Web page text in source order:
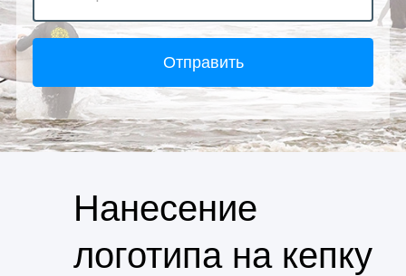
Отправить
Нанесение
логотипа на кепку